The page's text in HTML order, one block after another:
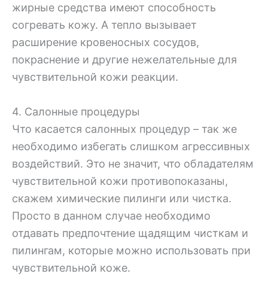
жирные средства имеют способность
согревать кожу. А тепло вызывает
расширение кровеносных сосудов,
покраснение и другие нежелательные для
чувствительной кожи реакции.
4. Салонные процедуры
Что касается салонных процедур – так же
необходимо избегать слишком агрессивных
воздействий. Это не значит, что обладателям
чувствительной кожи противопоказаны,
скажем химические пилинги или чистка.
Просто в данном случае необходимо
отдавать предпочтение щадящим чисткам и
пилингам, которые можно использовать при
чувствительной коже.